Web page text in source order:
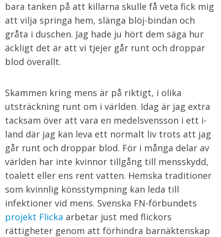
bara tanken på att killarna skulle få veta fick mig
att vilja springa hem, slänga blöj-bindan och
gråta i duschen. Jag hade ju hört dem säga hur
äckligt det är att vi tjejer går runt och droppar
blod överallt.
Skammen kring mens är på riktigt, i olika
utsträckning runt om i världen. Idag är jag extra
tacksam över att vara en medelsvensson i ett i-
land där jag kan leva ett normalt liv trots att jag
går runt och droppar blod. För i många delar av
världen har inte kvinnor tillgång till mensskydd,
toalett eller ens rent vatten. Hemska traditioner
som kvinnlig könsstympning kan leda till
infektioner vid mens. Svenska FN-förbundets
projekt Flicka arbetar just med flickors
rättigheter genom att förhindra barnäktenskap